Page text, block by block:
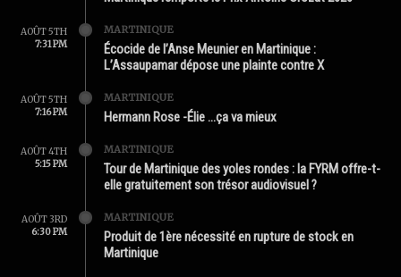
AOÛT 5TH
7:31 PM
MARTINIQUE
Écocide de l’Anse Meunier en Martinique :
L’Assaupamar dépose une plainte contre X
AOÛT 5TH
7:16 PM
MARTINIQUE
Hermann Rose -Élie …ça va mieux
AOÛT 4TH
5:15 PM
MARTINIQUE
Tour de Martinique des yoles rondes : la FYRM offre-t-
elle gratuitement son trésor audiovisuel ?
AOÛT 3RD
6:30 PM
MARTINIQUE
Produit de 1ère nécessité en rupture de stock en
Martinique